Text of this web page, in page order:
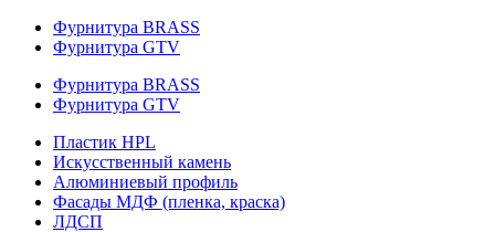
Фурнитура BRASS
Фурнитура GTV
Фурнитура BRASS
Фурнитура GTV
Пластик HPL
Искусственный камень
Алюминиевый профиль
Фасады МДФ (пленка, краска)
ЛДСП